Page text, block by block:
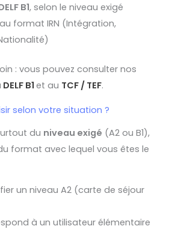
B1, selon le niveau exigé
au format IRN (Intégration,
: vous pouvez consulter nos
DELF B1 et au TCF / TEF.
selon votre situation ?
du niveau exigé (A2 ou B1),
format avec lequel vous êtes le
un niveau A2 (carte de séjour
à un utilisateur élémentaire